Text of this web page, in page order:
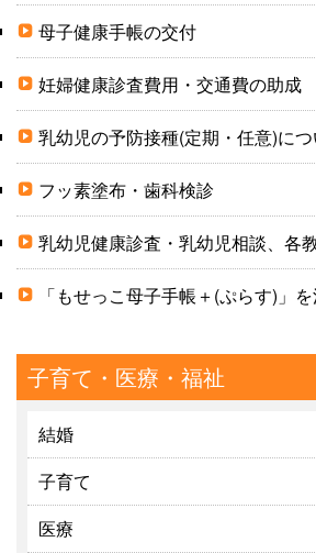
母子健康手帳の交付
妊婦健康診査費用・交通費の助成
乳幼児の予防接種(定期・任意)につ
フッ素塗布・歯科検診
乳幼児健康診査・乳幼児相談、各
「もせっこ母子手帳＋(ぷらす)」
子育て・医療・福祉
結婚
子育て
医療